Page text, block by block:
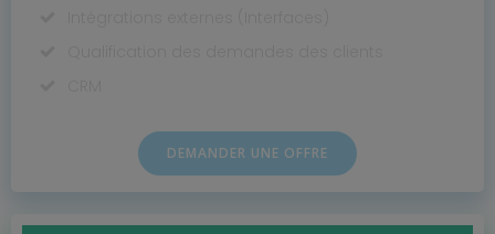
DEMANDER UNE OFFRE